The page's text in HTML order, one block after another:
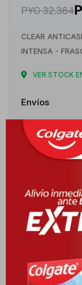
PYG 32.364
CLEAR
INTENSA -
VER STOCK
Envíos
Cambios y
Medios de